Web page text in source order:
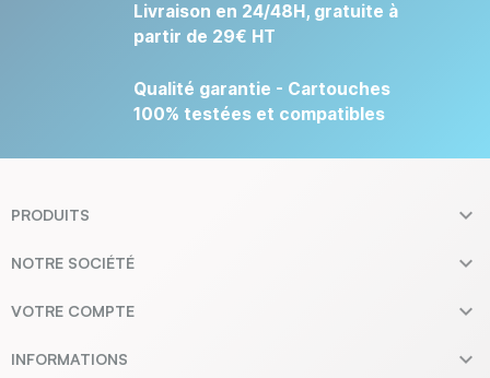
Livraison en 24/48H, gratuite à
partir de 29€ HT
Qualité garantie - Cartouches
100% testées et compatibles
PRODUITS 
NOTRE SOCIÉTÉ 
VOTRE COMPTE 
INFORMATIONS 